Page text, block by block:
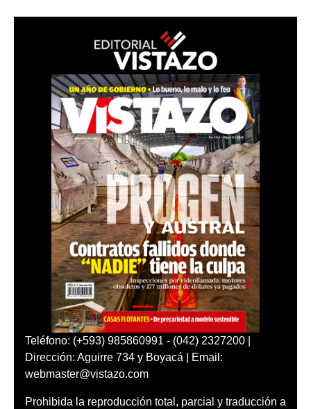
Teléfono: (+593) 985860991 - (042) 2327200 |
Dirección: Aguirre 734 y Boyacá | Email:
webmaster@vistazo.com
Prohibida la reproducción total, parcial y traducción a